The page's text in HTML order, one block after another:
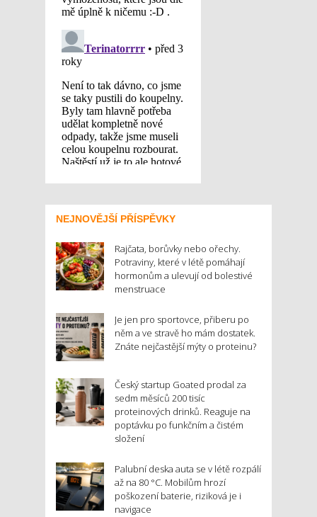
NEJNOVĚJŠÍ PŘÍSPĚVKY
Rajčata, borůvky nebo ořechy.
Potraviny, které v létě pomáhají
hormonům a ulevují od bolestivé
menstruace
Je jen pro sportovce, přiberu po
něm a ve stravě ho mám dostatek.
Znáte nejčastější mýty o proteinu?
Český startup Goated prodal za
sedm měsíců 200 tisíc
proteinových drinků. Reaguje na
poptávku po funkčním a čistém
složení
Palubní deska auta se v létě rozpálí
až na 80 °C. Mobilům hrozí
poškození baterie, riziková je i
navigace